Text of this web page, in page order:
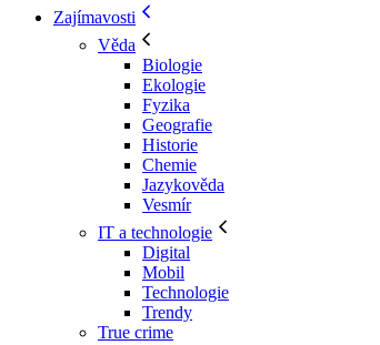
Zajímavosti
Věda
Biologie
Ekologie
Fyzika
Geografie
Historie
Chemie
Jazykověda
Vesmír
IT a technologie
Digital
Mobil
Technologie
Trendy
True crime